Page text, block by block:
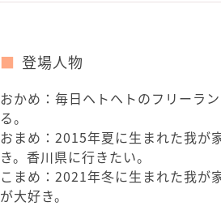
登場人物
おかめ：毎日ヘトヘトのフリーラ
る。
おまめ：2015年夏に生まれた我が
き。香川県に行きたい。
こまめ：2021年冬に生まれた我が
が大好き。